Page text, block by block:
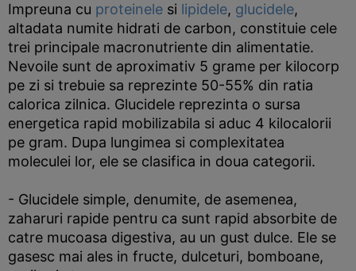
Impreuna cu proteinele si lipidele, glucidele,
altadata numite hidrati de carbon, constituie cele
trei principale macronutriente din alimentatie.
Nevoile sunt de aproximativ 5 grame per kilocorp
pe zi si trebuie sa reprezinte 50-55% din ratia
calorica zilnica. Glucidele reprezinta o sursa
energetica rapid mobilizabila si aduc 4 kilocalorii
pe gram. Dupa lungimea si complexitatea
moleculei lor, ele se clasifica in doua categorii.
- Glucidele simple, denumite, de asemenea,
zaharuri rapide pentru ca sunt rapid absorbite de
catre mucoasa digestiva, au un gust dulce. Ele se
gasesc mai ales in fructe, dulceturi, bomboane,